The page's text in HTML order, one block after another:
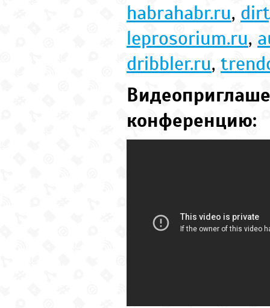
habrahabr.ru,
leprosorium.ru,
dribbler.ru,
конференцию: